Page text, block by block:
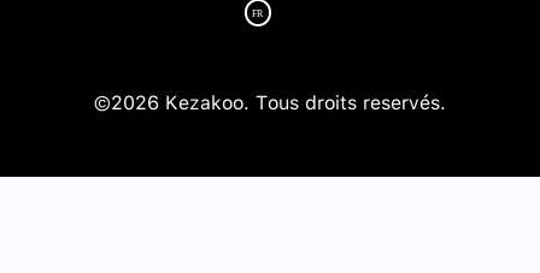
©2026 Kezakoo. Tous droits reservés.